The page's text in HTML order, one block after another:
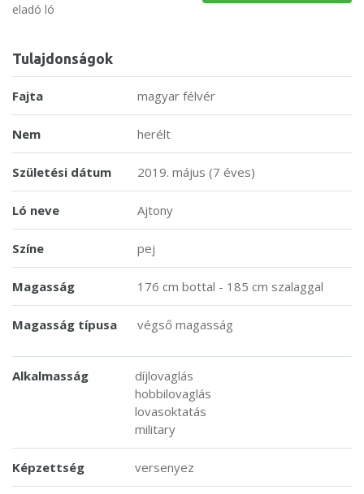
eladó ló
Tulajdonságok
Fajta magyar félvér
Nem herélt
Születési dátum 2019. május (7 éves)
Ló neve Ajtony
Színe pej
Magasság 176 cm bottal - 185 cm szalaggal
Magasság típusa végső magasság
Alkalmasság
díjlovaglás
hobbilovaglás
lovasoktatás
military
Képzettség versenyez